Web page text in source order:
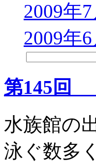
2009年
2009年
第145回
水族館の
泳ぐ数多